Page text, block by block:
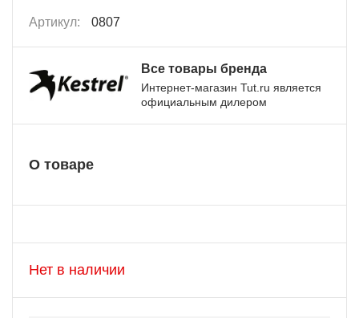
Артикул: 0807
Все товары бренда
Интернет-магазин Tut.ru является
официальным дилером
О товаре
Нет в наличии